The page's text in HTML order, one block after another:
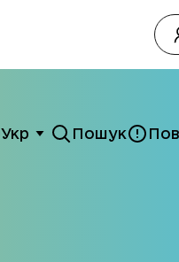
Укр Пошук